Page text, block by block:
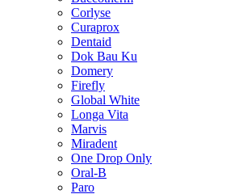
Corlyse
Curaprox
Dentaid
Dok Bau Ku
Domery
Firefly
Global White
Longa Vita
Marvis
Miradent
One Drop Only
Oral-B
Paro